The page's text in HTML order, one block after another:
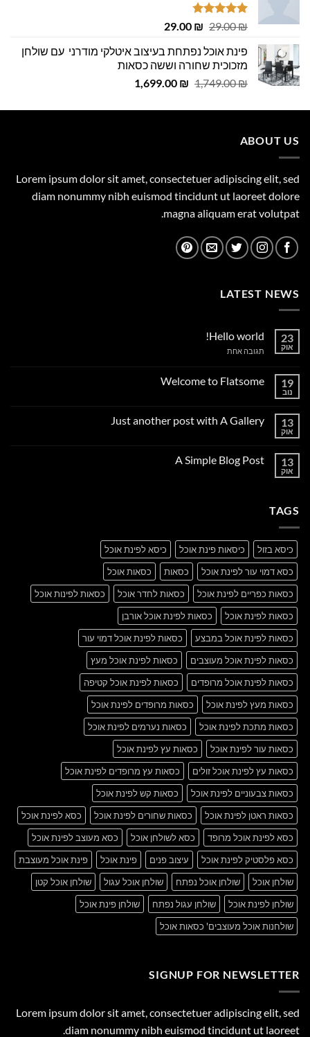
דורג4.75
29.00₪
המחיר
היה:
29.00 ₪.
29.00 ₪
המחיר
הוא:
29.00 ₪.
פינת אוכל נפתחת בעיצוב איטלקי מודרני עם שולחן
מזכוכית שחורה וששה כסאות
1,749.00₪
המחיר
היה:
1,699.00 ₪
המחיר
הוא:
ABOUT US
Lorem ipsum dolor sit amet, consectetuer adipiscing elit, sed
diam nonummy nibh euismod tincidunt ut laoreet dolore
magna aliquam erat volutpat.
LATEST NEWS
23
אוק
Hello world!
תגובה אחתעל
19
נוב
Welcome to Flatsome
Welcome
13
אוק
Just another post with A Gallery
Just
13
אוק
A Simple Blog Post
TAGS
כיסא בזול כיסאות פינת אוכל
כיסא לפינת אוכל
כסא דמוי עור לפינת אוכל
כסאות
כסאות אוכל
כסאות כפריים לפינת אוכל
כסאות לחדר אוכל
כסאות לפינות אוכל
כסאות לפינת אוכל
כסאות לפינת אוכל אורבן
כסאות לפינת אוכל במבצע
כסאות לפינת אוכל דמוי עור
כסאות לפינת אוכל מעוצבים
כסאות לפינת אוכל מעץ
כסאות לפינת אוכל מרופדים
כסאות לפינת אוכל קטיפה
כסאות מעץ לפינת אוכל
כסאות מרופדים לפינת אוכל
כסאות מתכת לפינת אוכל
כסאות נערמים לפינת אוכל
כסאות עור לפינת אוכל
כסאות עץ לפינת אוכל
כסאות עץ לפינת אוכל זולים
כסאות עץ מרופדים לפינת אוכל
כסאות צבעוניים לפינת אוכל
כסאות קש לפינת אוכל
כסאות ראטן לפינת אוכל
כסאות שחורים לפינת אוכל
כסא לפינת אוכל
כסא לפינת אוכל מרופד
כסא לשולחן אוכל
כסא מעוצב לפינת אוכל
כסא פלסטיק לפינת אוכל
עיצוב פנים פינת אוכל
פינת אוכל מעוצבת
שולחן אוכל
שולחן אוכל נפתח שולחן אוכל עגול
שולחן אוכל קטן
שולחן לפינת אוכל
שולחן עגול נפתח
שולחן פינת אוכל
שולחנות אוכל מעוצבים' כסאות אוכל
SIGNUP FOR NEWSLETTER
Lorem ipsum dolor sit amet, consectetuer adipiscing elit, sed
diam nonummy nibh euismod tincidunt ut laoreet.